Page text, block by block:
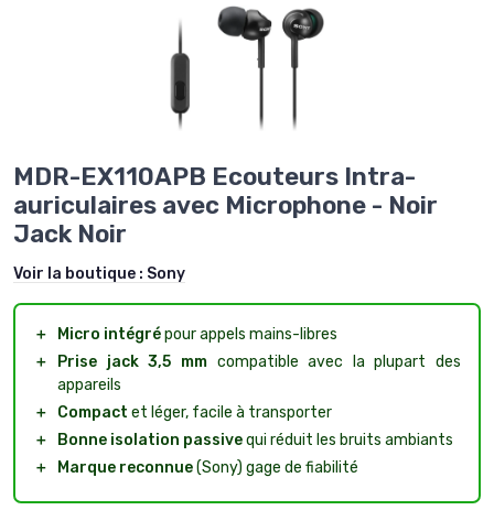
MDR-EX110APB Ecouteurs Intra-
auriculaires avec Microphone - Noir
Jack Noir
Voir la boutique : Sony
＋ Micro intégrépour appels mains-libres
＋
Prise jack 3,5 mmcompatible avec la plupart des
appareils
＋
Compact et léger, facile à transporter
＋
Bonne isolation passivequi réduit les bruits ambiants
＋
Marque reconnue(Sony) gage de fiabilité